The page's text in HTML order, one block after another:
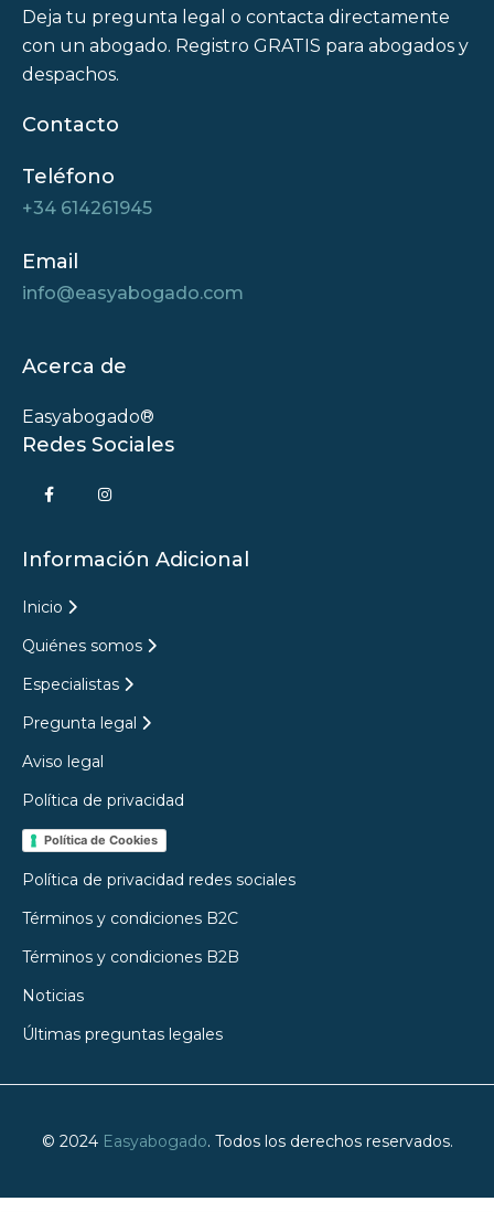
Deja tu pregunta legal o contacta directamente
con un abogado. Registro GRATIS para abogados y
despachos.
Contacto
Teléfono
+34 614261945
Email
info@easyabogado.com
Acerca de
Easyabogado®
Redes Sociales
Información Adicional
Inicio
Quiénes somos
Especialistas
Pregunta legal
Aviso legal
Política de privacidad
Política de Cookies
Política de privacidad redes sociales
Términos y condiciones B2C
Términos y condiciones B2B
Noticias
Últimas preguntas legales
© 2024 Easyabogado. Todos los derechos reservados.